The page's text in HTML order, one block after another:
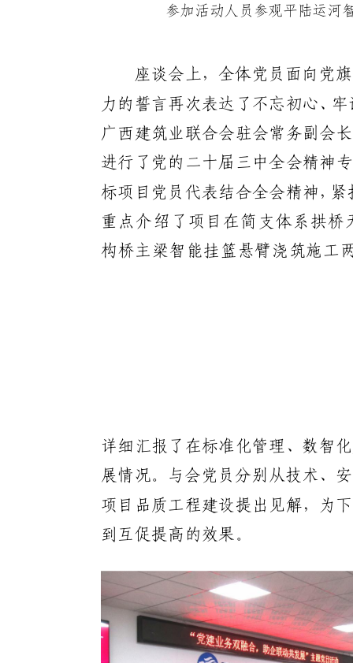
参加活动人员参观平陆运河
座谈会上，全体党员面向党
力的誓言再次表达了不忘初心、
广西建筑业联合会驻会常务副会
进行了党的二十届三中全会精神
标项目党员代表结合全会精神，
重点介绍了项目在简支体系拱
构桥主梁智能挂篮悬臂浇筑施工
详细汇报了在标准化管理、数智
展情况。与会党员分别从技术、
项目品质工程建设提出见解，为
到互促提高的效果。